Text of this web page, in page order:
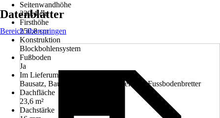
Seitenwandhöhe
239,4 cm
Firsthöhe
250,8 cm
Konstruktion
Blockbohlensystem
Fußboden
Ja
Im Lieferumfang enthalten
Bausatz, Bauelemente, Aufbauanleitung, Fussbodenbretter
Dachfläche
23,6 m²
Dachstärke
Datenblätter
Bereich überspringen